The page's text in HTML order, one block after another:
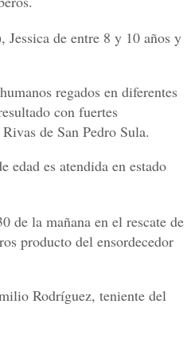
de entre 8 y 10 años y
regados en diferentes
con fuertes
de San Pedro Sula.
edad es atendida en estado
de la mañana en el rescate de
producto del ensordecedor
Rodríguez, teniente del